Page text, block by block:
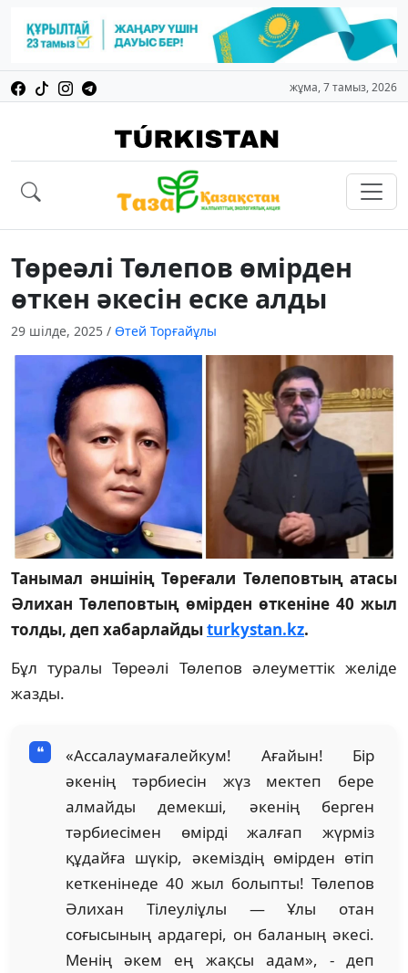
жұма, 7 тамыз, 2026
Төреәлі Төлепов өмірден
өткен әкесін еске алды
29 шілде, 2025 / Өтей Торғайұлы
Танымал әншінің Төреғали Төлеповтың атасы
Әлихан Төлеповтың өмірден өткеніне 40 жыл
толды, деп хабарлайдыturkystan.kz.
Бұл туралы Төреәлі Төлепов әлеуметтік желіде
жазды.
«Ассалаумағалейкум! Ағайын! Бір
әкенің тәрбиесін жүз мектеп бере
алмайды демекші, әкенің берген
тәрбиесімен өмірді жалғап жүрміз
құдайға шүкір, әкеміздің өмірден өтіп
кеткенінеде 40 жыл болыпты! Төлепов
Әлихан Тілеуліұлы — Ұлы отан
соғысының ардагері, он баланың әкесі.
Менің әкем ең жақсы адам», - деп